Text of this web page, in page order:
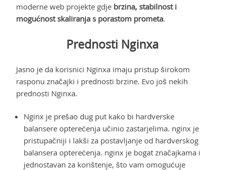
moderne web projekte gdje brzina, stabilnost i
mogućnost skaliranja s porastom prometa.
Prednosti Nginxa
Jasno je da korisnici Nginxa imaju pristup širokom
rasponu značajki i prednosti brzine. Evo još nekih
prednosti Nginxa.
Nginx je prešao dug put kako bi hardverske
balansere opterećenja učinio zastarjelima. nginx je
pristupačniji i lakši za postavljanje od hardverskog
balansera opterećenja. nginx je bogat značajkama i
jednostavan za korištenje, što vam omogućuje